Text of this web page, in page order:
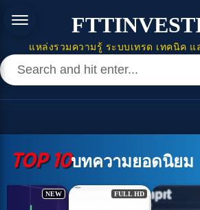
แหล่งรวมความรู้ ระบบเทรด เทคนิค แ
TOP 10บทความยอดนิยม
FULL HD HOT